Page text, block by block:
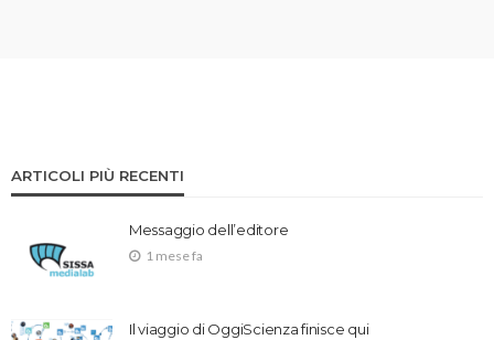
ARTICOLI PIÙ RECENTI
Messaggio dell’editore
1 mese fa
Il viaggio di OggiScienza finisce qui